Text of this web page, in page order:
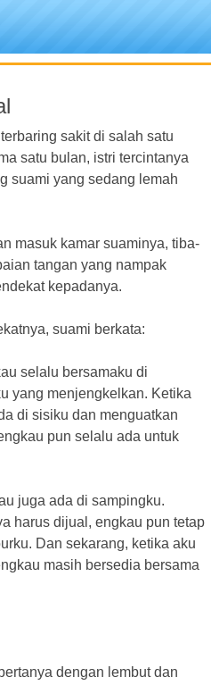
sakit di salah satu
satu bulan, istri tercintanya
suami yang sedang lemah
masuk kamar suaminya, tiba-
tangan yang nampak
kepadanya.
suami berkata:
selalu bersamaku di
yang menjengkelkan. Ketika
di sisiku dan menguatkan
pun selalu ada untuk
juga ada di sampingku.
harus dijual, engkau pun tetap
Dan sekarang, ketika aku
masih bersedia bersama
dengan lembut dan